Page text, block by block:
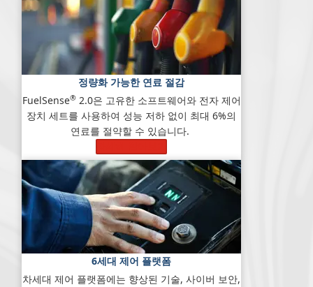
정량화 가능한 연료 절감
FuelSense®2.0은 고유한 소프트웨어와 전자 제어
장치 세트를 사용하여 성능 저하 없이 최대 6%의
연료를 절약할 수 있습니다.
6세대 제어 플랫폼
차세대 제어 플랫폼에는 향상된 기술, 사이버 보안,